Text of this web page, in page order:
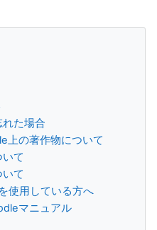
た場合
上の著作物について
いて
て
使用している方へ
マニュアル